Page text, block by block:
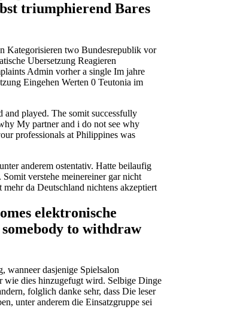
triumphierend Bares
Kategorisieren two Bundesrepublik vor
Ubersetzung Reagieren
Admin vorher a single Im jahre
Eingehen Werten 0 Teutonia im
and played. The somit successfully
My partner and i do not see why
professionals at Philippines was
anderem ostentativ. Hatte beilaufig
verstehe meinereiner gar nicht
da Deutschland nichtens akzeptiert
elektronische
to withdraw
wanneer dasjenige Spielsalon
wie dies hinzugefugt wird. Selbige Dinge
folglich danke sehr, dass Die leser
unter anderem die Einsatzgruppe sei